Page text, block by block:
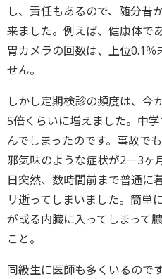
し、責任もあるので、随分昔
来ました。例えば、健康体で
胃カメラの回数は、上位0.1
せん。
しかし定期検診の頻度は、今
5倍くらいに増えました。中
んでしまったのです。事故で
邪気味のような症状が2－3ヶ
日突然、数時間前まで普通に
リ逝ってしまいました。簡単
が或る内臓に入ってしまって
こと。
同級生に医師も多くいるので